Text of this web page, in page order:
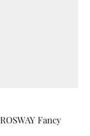
Fancy